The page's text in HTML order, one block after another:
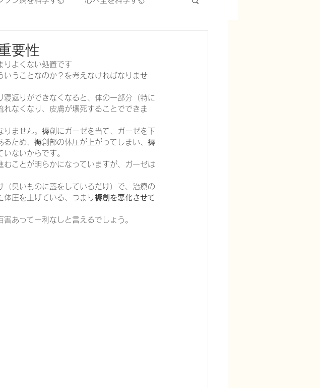
禁関連皮膚炎を科学する
肢潰瘍)を科学する
在宅医療を科学する
要性
りよくない処置です
うことなのか？を考えなければなりませ
返りができなくなると、体の一部分（特に
なくなり、皮膚が壊死することでできま
ません。褥創にガーゼを当て、ガーゼを下
ため、褥創部の体圧が上がってしまい、褥
ないからです。
ことが明らかになっていますが、ガーゼは
臭いものに蓋をしているだけ）で、治療の
圧を上げている、つまり 褥創を悪化させて
あって一利なしと言えるでしょう。